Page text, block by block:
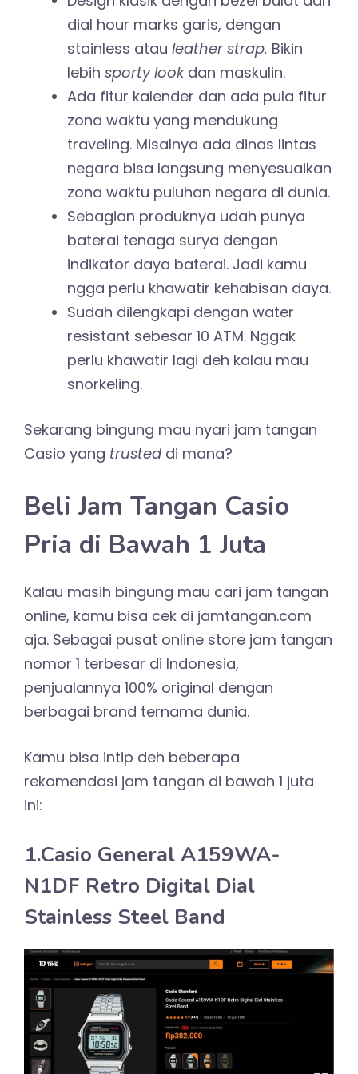
dial hour marks garis, dengan
stainless atau leather strap. Bikin
lebih sporty lookdan maskulin.
Ada fitur kalender dan ada pula fitur
zona waktu yang mendukung
traveling. Misalnya ada dinas lintas
negara bisa langsung menyesuaikan
zona waktu puluhan negara di dunia.
Sebagian produknya udah punya
baterai tenaga surya dengan
indikator daya baterai. Jadi kamu
ngga perlu khawatir kehabisan daya.
Sudah dilengkapi dengan water
resistant sebesar 10 ATM. Nggak
perlu khawatir lagi deh kalau mau
snorkeling.
Sekarang bingung mau nyari jam tangan
Casio yang trusted di mana?
Beli Jam Tangan Casio
Pria di Bawah 1 Juta
Kalau masih bingung mau cari jam tangan
online, kamu bisa cek di jamtangan.com
aja. Sebagai pusat online store jam tangan
nomor 1 terbesar di Indonesia,
penjualannya 100% original dengan
berbagai brand ternama dunia.
Kamu bisa intip deh beberapa
rekomendasi jam tangan di bawah 1 juta
ini:
1.Casio General A159WA-
N1DF Retro Digital Dial
Stainless Steel Band